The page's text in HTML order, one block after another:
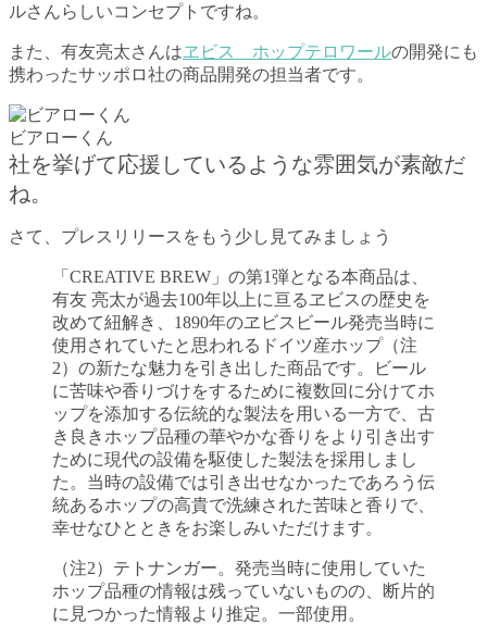
ルさんらしいコンセプトですね。
また、有友亮太さんはヱビス ホップテロワールの開発にも
携わったサッポロ社の商品開発の担当者です。
ビアローくん
社を挙げて応援しているような雰囲気が素敵だ
ね。
さて、プレスリリースをもう少し見てみましょう
「CREATIVE BREW」の第1弾となる本商品は、
有友 亮太が過去100年以上に亘るヱビスの歴史を
改めて紐解き、1890年のヱビスビール発売当時に
使用されていたと思われるドイツ産ホップ（注
2）の新たな魅力を引き出した商品です。ビール
に苦味や香りづけをするために複数回に分けてホ
ップを添加する伝統的な製法を用いる一方で、古
き良きホップ品種の華やかな香りをより引き出す
ために現代の設備を駆使した製法を採用しまし
た。当時の設備では引き出せなかったであろう伝
統あるホップの高貴で洗練された苦味と香りで、
幸せなひとときをお楽しみいただけます。
（注2）テトナンガー。発売当時に使用していた
ホップ品種の情報は残っていないものの、断片的
に見つかった情報より推定。一部使用。